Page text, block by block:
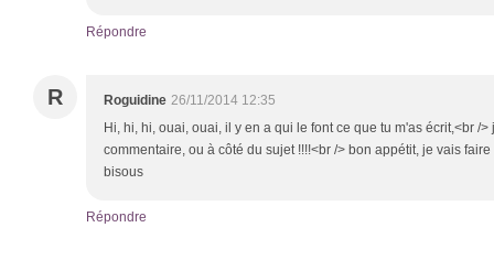
Répondre
R Roguidine 26/11/2014 12:35
Hi, hi, hi, ouai, ouai, il y en a qui le font ce que tu m'as écrit,<br /
commentaire, ou à côté du sujet !!!!<br /> bon appétit, je vais
bisous
Répondre